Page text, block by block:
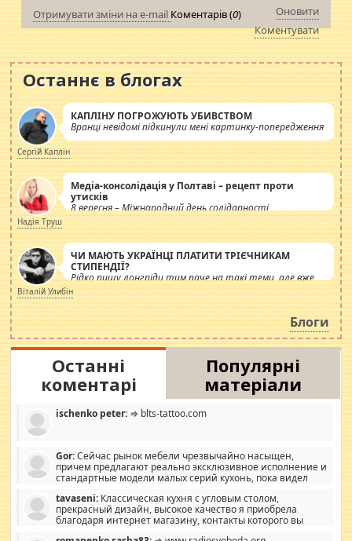
Отримувати зміни на e-mail Коментарів (0)
Оновити
Коментувати
Останнє в блогах
КАПЛІНУ ПОГРОЖУЮТЬ УБИВСТВОМ
Вранці невідомі підкинули мені картинку-попередження
Сергій Каплін
Медіа-консолідація у Полтаві – рецепт проти
утисків
8 вересня – Міжнародний день солідарності
журналістів.
Надія Труш
ЧИ МАЮТЬ УКРАЇНЦІ ПЛАТИТИ ТРІЄЧНИКАМ
СТИПЕНДІЇ?
Рідко пишу лонгріди тим паче на такі теми, але вже
просто дістало! Обурюють сьогоднішні інсенуації
навколо стипендіального питання. Штучно
роздувається ще одна соціальна катастрофа.
Віталій Улибін
Блоги
Останні
коментарі
Популярні
матеріали
ischenko peter: ⇒ blts-tattoo.com
Gor:Сейчас рынок мебели чрезвычайно насыщен,
причем предлагают реально эксклюзивное исполнение и
стандартные модели малых серий кухонь, пока видел
стандартные формы, в MebelOk, креативненько и что главное -
со вкусом все в порядке, без ненужных наворотов удорожающих
мебель, а это не последний фактор.
tavaseni: Классическая кухня с угловым столом,
прекрасный дизайн, высокое качество я приобрела
благодаря интернет магазину, контакты которого вы